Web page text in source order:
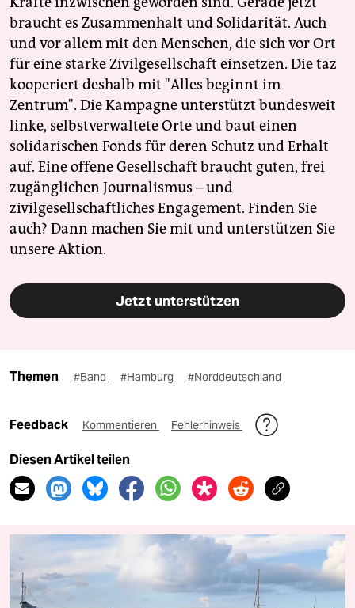
braucht es Zusammenhalt und Solidarität. Auch
und vor allem mit den Menschen, die sich vor Ort
für eine starke Zivilgesellschaft einsetzen. Die taz
kooperiert deshalb mit "Alles beginnt im
Zentrum". Die Kampagne unterstützt bundesweit
linke, selbstverwaltete Orte und baut einen
solidarischen Fonds für deren Schutz und Erhalt
auf. Eine offene Gesellschaft braucht guten, frei
zugänglichen Journalismus – und
zivilgesellschaftliches Engagement. Finden Sie
auch? Dann machen Sie mit und unterstützen Sie
unsere Aktion.
Jetzt unterstützen
Themen #Band #Hamburg #Norddeutschland
Feedback Kommentieren Fehlerhinweis
Diesen Artikel teilen